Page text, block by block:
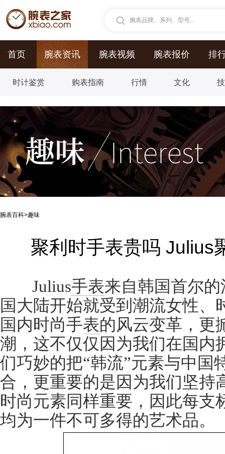
腕表品牌、系列、型号...
首页 腕表资讯 腕表视频 腕表报价 排
时计鉴赏 购表指南 行情 文化
腕表百科>趣味
聚利时手表贵吗 Julius
Julius手表来自韩国首尔的
国大陆开始就受到潮流女性、
国内时尚手表的风云变革，更
潮，这不仅仅因为我们在国内
们巧妙的把“韩流”元素与中国
合，更重要的是因为我们坚持
时尚元素同样重要，因此每支
均为一件不可多得的艺术品。